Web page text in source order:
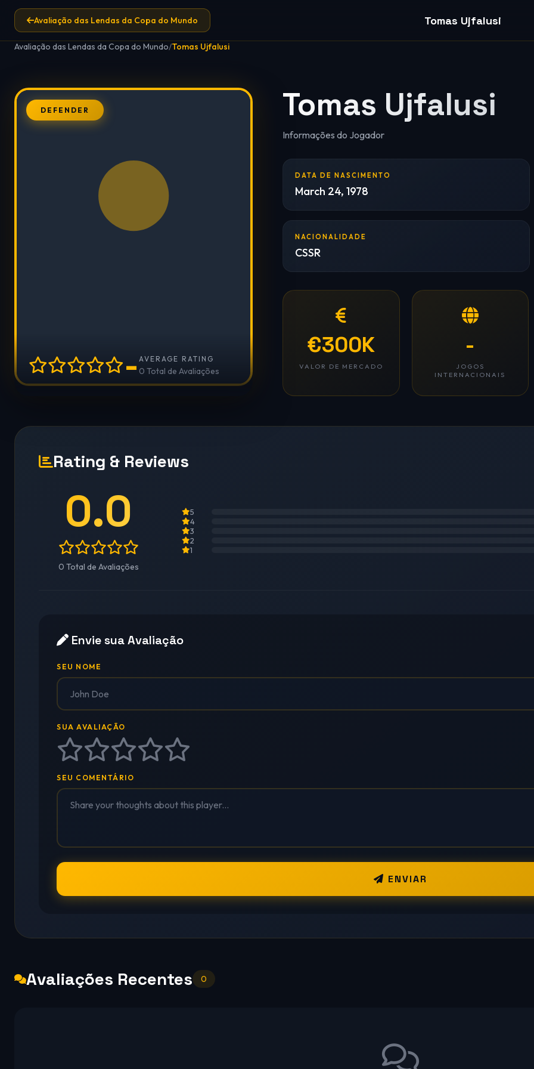
Avaliação das Lendas da Copa do Mundo Tomas Ujfalusi
Avaliação das Lendas da Copa do Mundo/Tomas Ujfalusi
DEFENDER
- AVERAGE RATING
0 Total de Avaliações
Tomas Ujfalusi
Informações do Jogador
DATA DE NASCIMENTO
March 24, 1978
NACIONALIDADE
CSSR
€300K
VALOR DE MERCADO
-
JOGOS
INTERNACIONAIS
Rating & Reviews
0.0
0 Total de Avaliações
5
4
3
2
1
Envie sua Avaliação
SEU NOME
SUA AVALIAÇÃO
SEU COMENTÁRIO
ENVIAR
Avaliações Recentes 0